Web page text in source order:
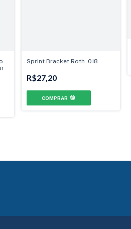
Sprint Bracket Roth .018
R$27,20
COMPRAR